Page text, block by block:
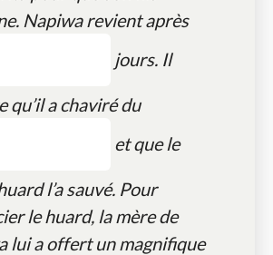
Napiwa revient après
jours. Il
qu’il a chaviré du
et que le
l’a sauvé. Pour
le huard, la mère de
lui a offert un magnifique